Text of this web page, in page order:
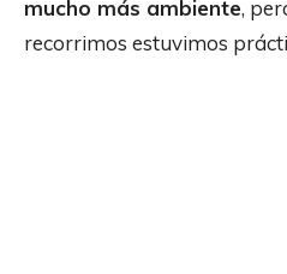
mucho más ambiente,
recorrimos estuvimos